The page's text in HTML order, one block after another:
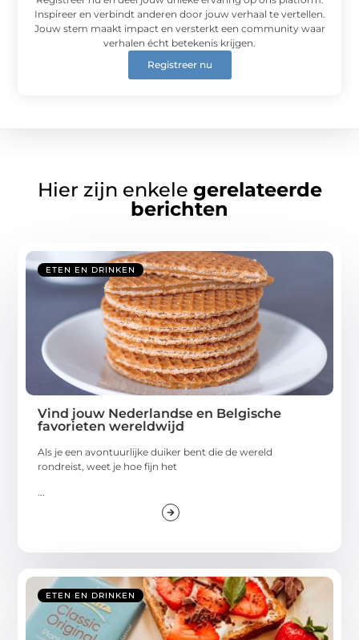
Inspireer en verbindt anderen door jouw verhaal te vertellen.
Jouw stem maakt impact en versterkt een community waar
verhalen écht betekenis krijgen.
Registreer nu
Hier zijn enkele gerelateerde
berichten
ETEN EN DRINKEN
Vind jouw Nederlandse en Belgische
favorieten wereldwijd
Als je een avontuurlijke duiker bent die de wereld
rondreist, weet je hoe fijn het
...
ETEN EN DRINKEN